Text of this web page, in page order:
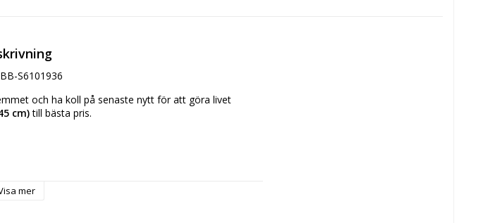
S6101936
och ha koll på senaste nytt för att göra livet
cm) till bästa pris.
mer